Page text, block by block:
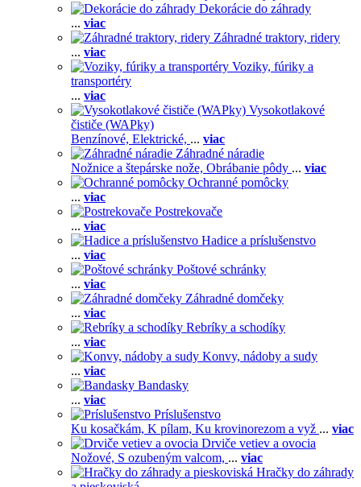
Dekorácie do záhrady
... viac
Záhradné traktory, ridery
... viac
Voziky, fúriky a
transportéry
... viac
Vysokotlakové
čističe (WAPky)
Benzínové, Elektrické, ... viac
Záhradné náradie
Nožnice a štepárske nože, Obrábanie pôdy ... viac
Ochranné pomôcky
... viac
Postrekovače
... viac
Hadice a príslušenstvo
... viac
Poštové schránky
... viac
Záhradné domčeky
... viac
Rebríky a schodíky
... viac
Konvy, nádoby a sudy
... viac
Bandasky
... viac
Príslušenstvo
Ku kosačkám, K pílam, Ku krovinorezom a vyž ... viac
Drviče vetiev a ovocia
Nožové, S ozubeným valcom, ... viac
Hračky do záhrady